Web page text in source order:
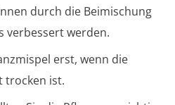
durch die Beimischung
verbessert werden.
erst, wenn die
trocken ist.